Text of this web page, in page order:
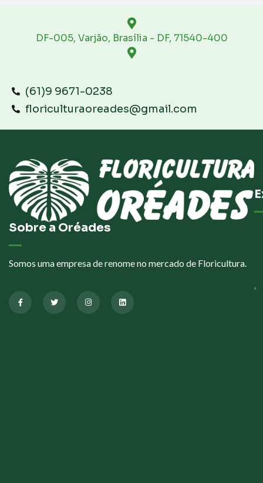
DF-005, Varjão, Brasília - DF, 71540-400
(61)9 9671-0238
floriculturaoreades@gmail.com
Sobre a Oréades
Somos uma empresa de renome no mercado de Floricultura.